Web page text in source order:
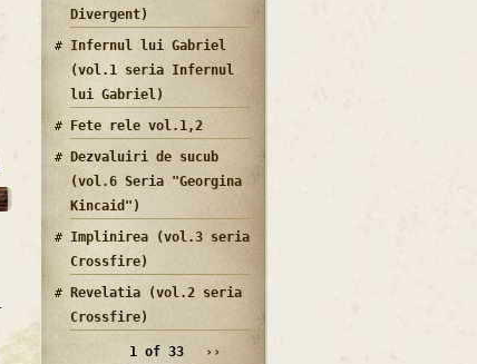
Divergent)
Infernul lui Gabriel
(vol.1 seria Infernul
lui Gabriel)
Fete rele vol.1,2
Dezvaluiri de sucub
(vol.6 Seria "Georgina
Kincaid")
Implinirea (vol.3 seria
Crossfire)
Revelatia (vol.2 seria
Crossfire)
1 of 33 ››